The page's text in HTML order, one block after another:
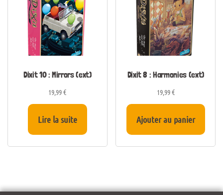
Dixit 10 : Mirrors (ext)
19,99€
Lire la suite
Dixit 8 : Harmonies (ext)
19,99€
Ajouter au panier